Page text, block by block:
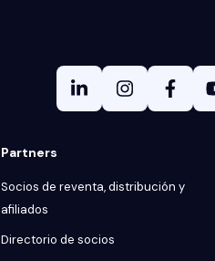
Partners
Socios de reventa, distribución y
afiliados
Directorio de socios